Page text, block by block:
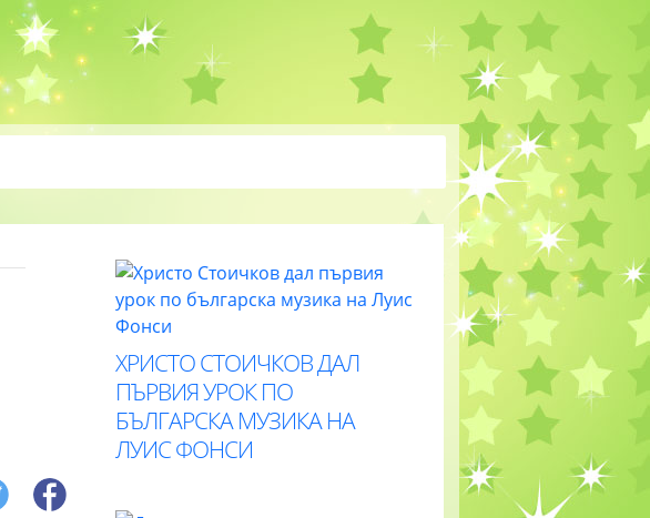
ХРИСТО СТОИЧКОВ ДАЛ
ПЪРВИЯ УРОК ПО
БЪЛГАРСКА МУЗИКА НА
ЛУИС ФОНСИ